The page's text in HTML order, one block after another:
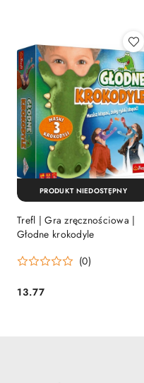
Trefl | Gra zręcznościowa |
Głodne krokodyle
(0)
Cena:
13.77
PRODUKT NIEDOSTĘPNY